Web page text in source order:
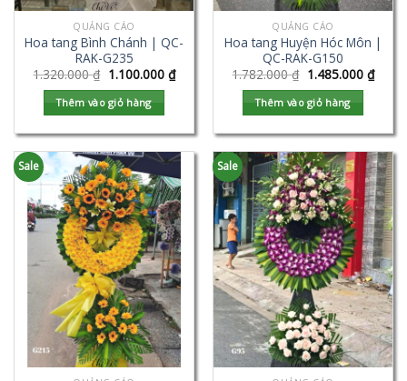
QUẢNG CÁO
Hoa tang Bình Chánh | QC-
RAK-G235
1.320.000₫ 1.100.000 ₫
Thêm vào giỏ hàng
QUẢNG CÁO
Hoa tang Huyện Hóc Môn |
QC-RAK-G150
1.782.000₫ 1.485.000 ₫
Thêm vào giỏ hàng
Sale Sale